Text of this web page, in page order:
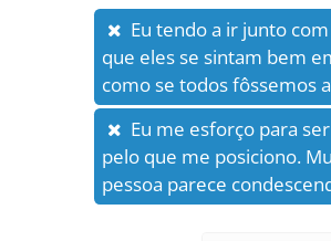
Eu tendo a ir junto
que eles se sintam bem
como se todos fôssemos
Eu me esforço para
pelo que me posiciono.
pessoa parece